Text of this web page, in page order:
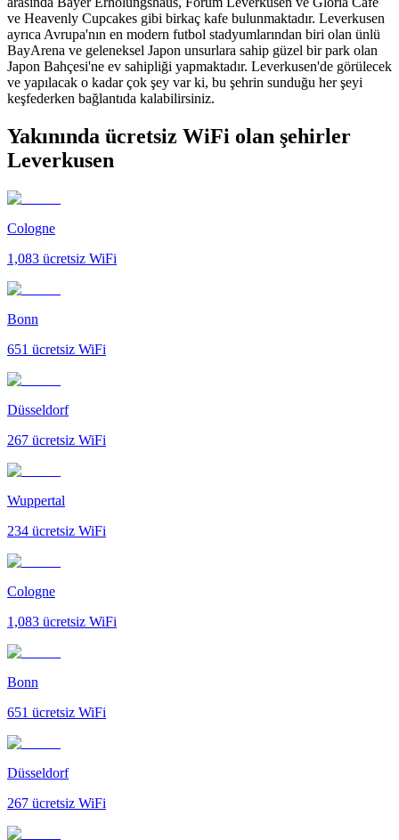
ve Heavenly Cupcakes gibi birkaç kafe bulunmaktadır. Leverkusen
ayrıca Avrupa'nın en modern futbol stadyumlarından biri olan ünlü
BayArena ve geleneksel Japon unsurlara sahip güzel bir park olan
Japon Bahçesi'ne ev sahipliği yapmaktadır. Leverkusen'de görülecek
ve yapılacak o kadar çok şey var ki, bu şehrin sunduğu her şeyi
keşfederken bağlantıda kalabilirsiniz.
Yakınında ücretsiz WiFi olan şehirler
Leverkusen
Cologne
1,083 ücretsiz WiFi
Bonn
651 ücretsiz WiFi
Düsseldorf
267 ücretsiz WiFi
Wuppertal
234 ücretsiz WiFi
Cologne
1,083 ücretsiz WiFi
Bonn
651 ücretsiz WiFi
Düsseldorf
267 ücretsiz WiFi